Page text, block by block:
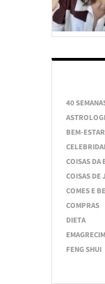
40
BEM-ESTAR
COISAS DA
COISAS DE
COMES E
COMPRAS
DIETA
FENG SHUI